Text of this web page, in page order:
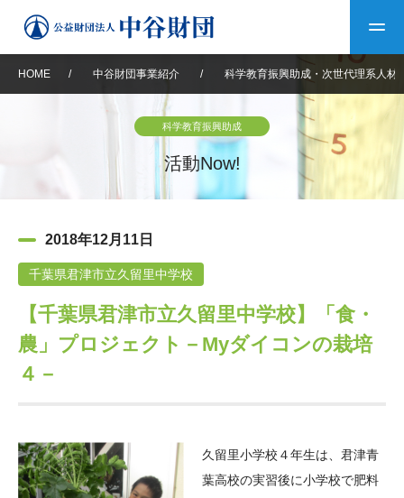
中谷財団について
設立趣意書 財団概要
沿革 40年史デジタルブック
中谷財団40年史
年報一覧 中谷財団レポート
中谷財団事業紹介 中谷賞
神戸賞 長期大型研究助成
研究助成
ム
中谷財団動画紹介
その他情報
その他情報
アクセス よくあるご質問
日本語 English マイページ
HOME / 中谷財団事業紹介 / 科学教育振興助成・次世代理系人材
科学教育振興助成
活動Now!
2018年12月11日
千葉県君津市立久留里中学校
【千葉県君津市立久留里中学校】「食・
農」プロジェクト－Myダイコンの栽培
４－
久留里小学校４年生は、君津青
葉高校の実習後に小学校で肥料